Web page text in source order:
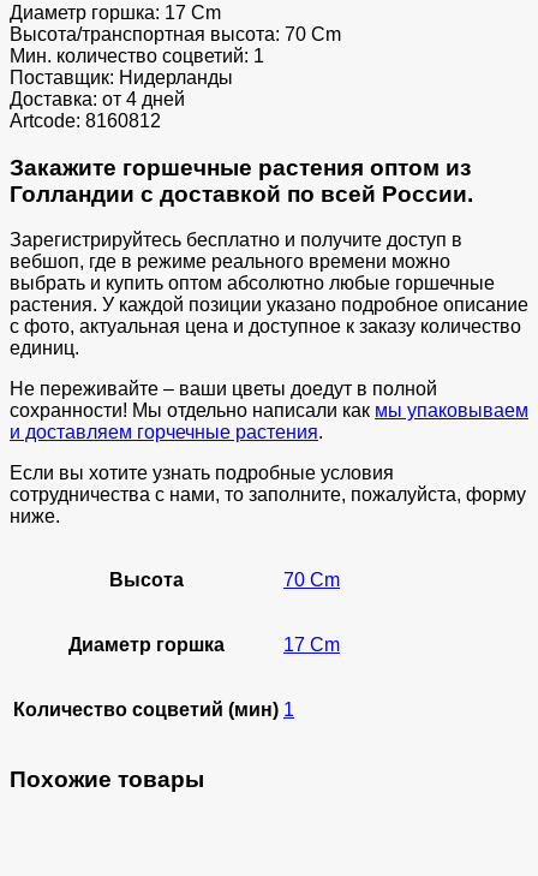
Диаметр горшка: 17 Cm
Высота/транспортная высота: 70 Cm
Мин. количество соцветий: 1
Поставщик: Нидерланды
Доставка: от 4 дней
Artcode: 8160812
Закажите горшечные растения оптом из
Голландии с доставкой по всей России.
Зарегистрируйтесь бесплатно и получите доступ в
вебшоп, где в режиме реального времени можно
выбрать и купить оптом абсолютно любые горшечные
растения. У каждой позиции указано подробное описание
с фото, актуальная цена и доступное к заказу количество
единиц.
Не переживайте – ваши цветы доедут в полной
сохранности! Мы отдельно написали как мы упаковываем
и доставляем горчечные растения.
Если вы хотите узнать подробные условия
сотрудничества с нами, то заполните, пожалуйста, форму
ниже.
Высота 70 Cm
Диаметр горшка 17 Cm
Количество соцветий (мин) 1
Похожие товары